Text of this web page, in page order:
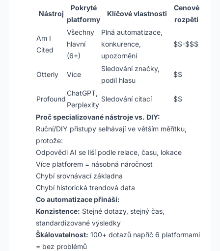
Nástroj
Pokryté
platformy
Klíčové vlastnosti
Cenové
rozpětí
Am I
Cited
Všechny
hlavní
(6+)
Plná automatizace,
konkurence,
upozornění
$$-$$$
Otterly Více
Sledování značky,
podíl hlasu
$$
Profound
ChatGPT,
Perplexity
Sledování citací $$
Proč specializované nástroje vs. DIY:
Ruční/DIY přístupy selhávají ve větším měřítku,
protože:
Odpovědi AI se liší podle relace, času, lokace
Více platforem = násobná náročnost
Chybí srovnávací základna
Chybí historická trendová data
Co automatizace přináší:
Konzistence: Stejné dotazy, stejný čas,
standardizované výsledky
Škálovatelnost: 100+ dotazů napříč 6 platformami
= bez problémů